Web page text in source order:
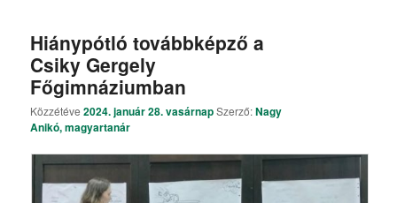
Hiánypótló továbbképző a
Csiky Gergely
Főgimnáziumban
Közzétéve2024. január 28. vasárnapSzerző:Nagy
Anikó, magyartanár